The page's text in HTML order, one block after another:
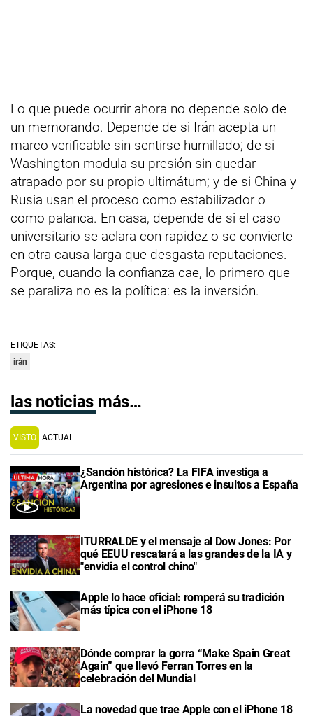
Lo que puede ocurrir ahora no depende solo de
un memorando. Depende de si Irán acepta un
marco verificable sin sentirse humillado; de si
Washington modula su presión sin quedar
atrapado por su propio ultimátum; y de si China y
Rusia usan el proceso como estabilizador o
como palanca. En casa, depende de si el caso
universitario se aclara con rapidez o se convierte
en otra causa larga que desgasta reputaciones.
Porque, cuando la confianza cae, lo primero que
se paraliza no es la política: es la inversión.
ETIQUETAS:
irán
las noticias más…
VISTO ACTUAL
¿Sanción histórica? La FIFA investiga a
Argentina por agresiones e insultos a España
ITURRALDE y el mensaje al Dow Jones: Por
qué EEUU rescatará a las grandes de la IA y
"envidia el control chino"
Apple lo hace oficial: romperá su tradición
más típica con el iPhone 18
Dónde comprar la gorra “Make Spain Great
Again” que llevó Ferran Torres en la
celebración del Mundial
La novedad que trae Apple con el iPhone 18